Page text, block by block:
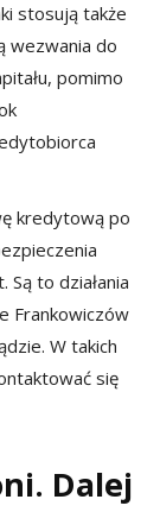
stosują także
wezwania do
pomimo
kredytową po
to działania
Frankowiczów
W takich
się
Dalej